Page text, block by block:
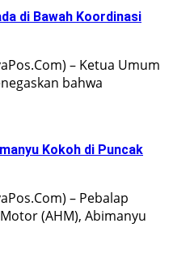
di Bawah Koordinasi
– Ketua Umum
bahwa
Kokoh di Puncak
– Pebalap
(AHM), Abimanyu